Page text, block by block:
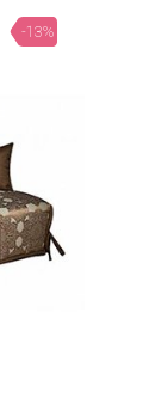
-13%